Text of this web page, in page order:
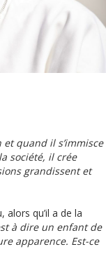
quand il s’immisce
société, il crée
grandissent et
alors qu’il a de la
à dire un enfant de
apparence. Est-ce